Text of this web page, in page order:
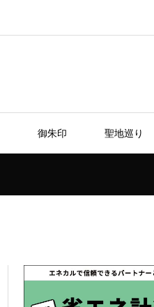
御朱印 聖地巡り